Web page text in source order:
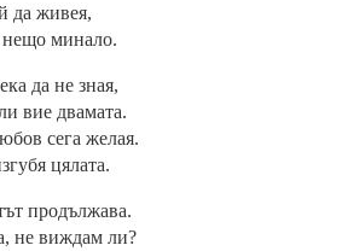
да живея,
нещо минало.
да не зная,
вие двамата.
сега желая.
цялата.
продължава.
не виждам ли?